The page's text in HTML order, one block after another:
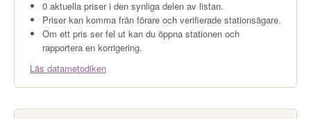
0 aktuella priser i den synliga delen av listan.
Priser kan komma från förare och verifierade stationsägare.
Om ett pris ser fel ut kan du öppna stationen och
rapportera en korrigering.
Läs datametodiken